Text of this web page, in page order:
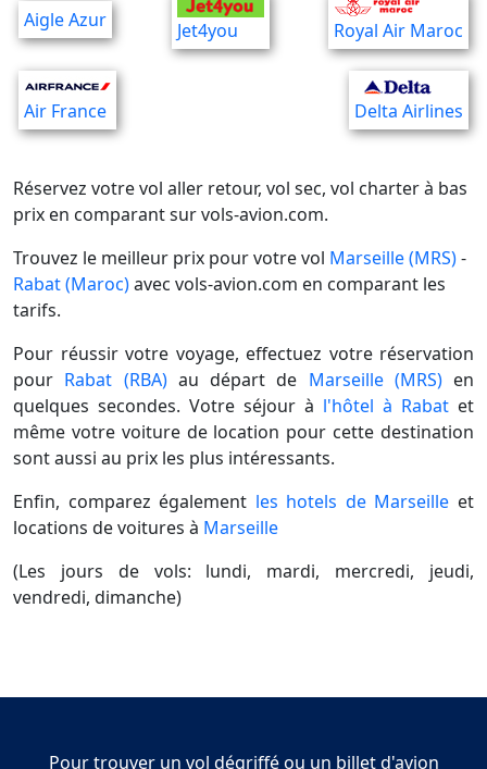
Aigle Azur Jet4you Royal Air Maroc
Air France Delta Airlines
Réservez votre vol aller retour, vol sec, vol charter à bas
prix en comparant sur vols-avion.com.
Trouvez le meilleur prix pour votre vol Marseille (MRS)-
Rabat (Maroc)avec vols-avion.com en comparant les
tarifs.
Pour réussir votre voyage, effectuez votre réservation
pour Rabat (RBA)au départ de Marseille (MRS)en
quelques secondes. Votre séjour à l'hôtel à Rabat et
même votre voiture de location pour cette destination
sont aussi au prix les plus intéressants.
Enfin, comparez également les hotels de Marseille et
locations de voitures à Marseille
(Les jours de vols: lundi, mardi, mercredi, jeudi,
vendredi, dimanche)
Pour trouver un vol dégriffé ou un billet d'avion